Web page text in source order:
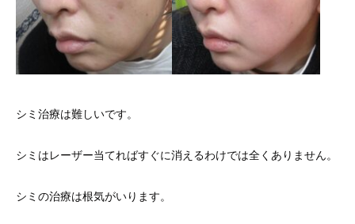
シミ治療は難しいです。
シミはレーザー当てればすぐに消えるわけでは全くありません。
シミの治療は根気がいります。